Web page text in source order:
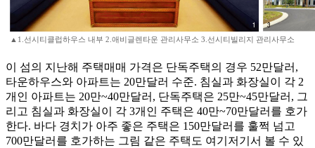
▲1.선시티클럽하우스 내부 2.애비글렌타운 관리사무소 3.선시티빌리지 관리사무소
이 섬의 지난해 주택매매 가격은 단독주택의 경우 52만달러,
타운하우스와 아파트는 20만달러 수준. 침실과 화장실이 각 2
개인 아파트는 20만~40만달러, 단독주택은 25만~45만달러, 그
리고 침실과 화장실이 각 3개인 주택은 40만~70만달러를 호가
한다. 바다 경치가 아주 좋은 주택은 150만달러를 훌쩍 넘고
700만달러를 호가하는 그림 같은 주택도 여기저기서 볼 수 있